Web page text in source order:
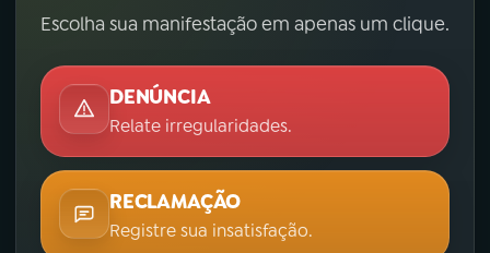
Escolha sua manifestação em apenas um clique.
DENÚNCIA
Relate irregularidades.
RECLAMAÇÃO
Registre sua insatisfação.